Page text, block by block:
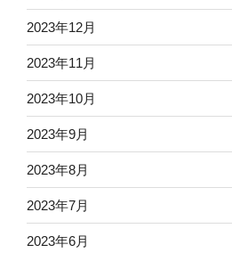
2023年12月
2023年11月
2023年10月
2023年9月
2023年8月
2023年7月
2023年6月